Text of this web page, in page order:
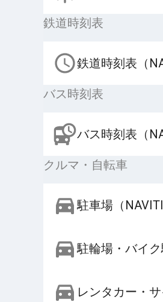
鉄道時刻表
鉄道時刻表（
バス時刻表
バス時刻表（
クルマ・自転車
駐車場（
駐輪場・バイ
レンタカー・